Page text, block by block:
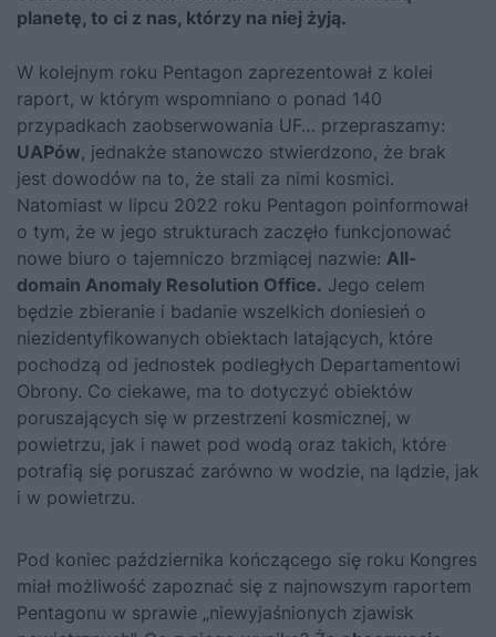
planetę, to ci z nas, którzy na niej żyją.
W kolejnym roku Pentagon zaprezentował z kolei
raport, w którym wspomniano o ponad 140
przypadkach zaobserwowania UF… przepraszamy:
UAPów, jednakże stanowczo stwierdzono, że brak
jest dowodów na to, że stali za nimi kosmici.
Natomiast w lipcu 2022 roku Pentagon poinformował
o tym, że w jego strukturach zaczęło funkcjonować
nowe biuro o tajemniczo brzmiącej nazwie: All-
domain Anomaly Resolution Office. Jego celem
będzie zbieranie i badanie wszelkich doniesień o
niezidentyfikowanych obiektach latających, które
pochodzą od jednostek podległych Departamentowi
Obrony. Co ciekawe, ma to dotyczyć obiektów
poruszających się w przestrzeni kosmicznej, w
powietrzu, jak i nawet pod wodą oraz takich, które
potrafią się poruszać zarówno w wodzie, na lądzie, jak
i w powietrzu.
Pod koniec października kończącego się roku Kongres
miał możliwość zapoznać się z najnowszym raportem
Pentagonu w sprawie „niewyjaśnionych zjawisk